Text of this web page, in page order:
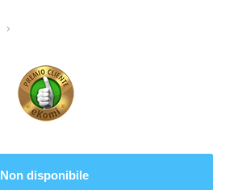
Non disponibile